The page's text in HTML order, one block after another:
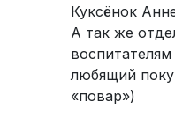
Куксёнок
А так же
любящий
«повар»)